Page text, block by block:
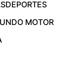
DEPORTES
MOTOR